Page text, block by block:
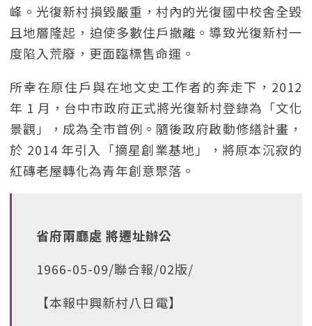
峰。光復新村損毀嚴重，村內的光復國中校舍全毀
且地層隆起，迫使多數住戶撤離。導致光復新村一
度陷入荒廢，更面臨標售命運。
所幸在原住戶與在地文史工作者的奔走下，2012
年 1 月，台中市政府正式將光復新村登錄為「文化
景觀」，成為全市首例。隨後政府啟動修繕計畫，
於 2014 年引入「摘星創業基地」，將原本沉寂的
紅磚老屋轉化為青年創意聚落。
省府兩廳處 將遷址辦公
1966-05-09/聯合報/02版/
【本報中興新村八日電】